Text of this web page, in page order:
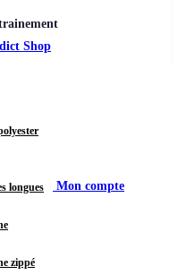
longues
zippé
Mon compte